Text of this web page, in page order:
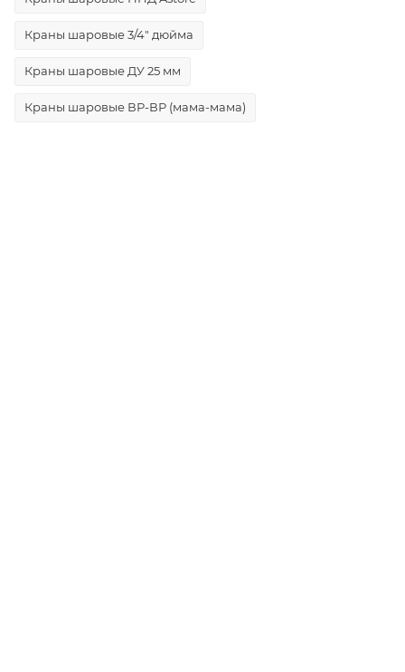
Краны шаровые 3/4" дюйма
Краны шаровые ДУ 25 мм
Краны шаровые ВР-ВР (мама-мама)